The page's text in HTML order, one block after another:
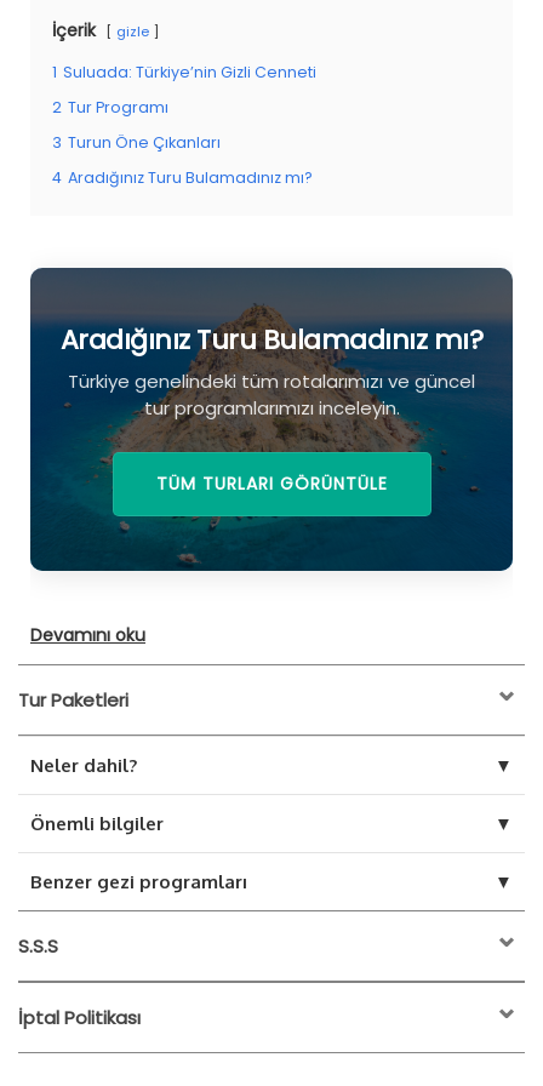
İçerik gizle
1 Suluada: Türkiye’nin Gizli Cenneti
2 Tur Programı
3 Turun Öne Çıkanları
4 Aradığınız Turu Bulamadınız mı?
Aradığınız Turu Bulamadınız mı?
Türkiye genelindeki tüm rotalarımızı ve güncel
tur programlarımızı inceleyin.
TÜM TURLARI GÖRÜNTÜLE
Devamını oku
Tur Paketleri
Transfersiz Fiyat
Sigorta
Suluada Tekne Turu
Neler dahil? ▼
Önemli bilgiler ▼
Benzer gezi programları ▼
S.S.S
İptal Politikası